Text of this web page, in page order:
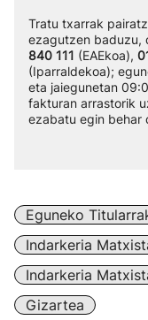
Tratu txarrak
ezagutzen baduzu,
840 111 (EAEkoa),
(Iparraldekoa);
eta jaiegunetan
fakturan arrastorik
ezabatu egin behar
Eguneko
Indarkeria
Indarkeria
Gizartea